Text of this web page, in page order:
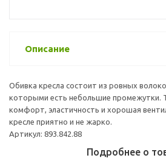
Описание
Обивка кресла состоит из ровных
которыми есть небольшие промежутки.
комфорт, эластичность и хорошая
кресле приятно и не жарко.
Артикул: 893.842.88
Подробнее о